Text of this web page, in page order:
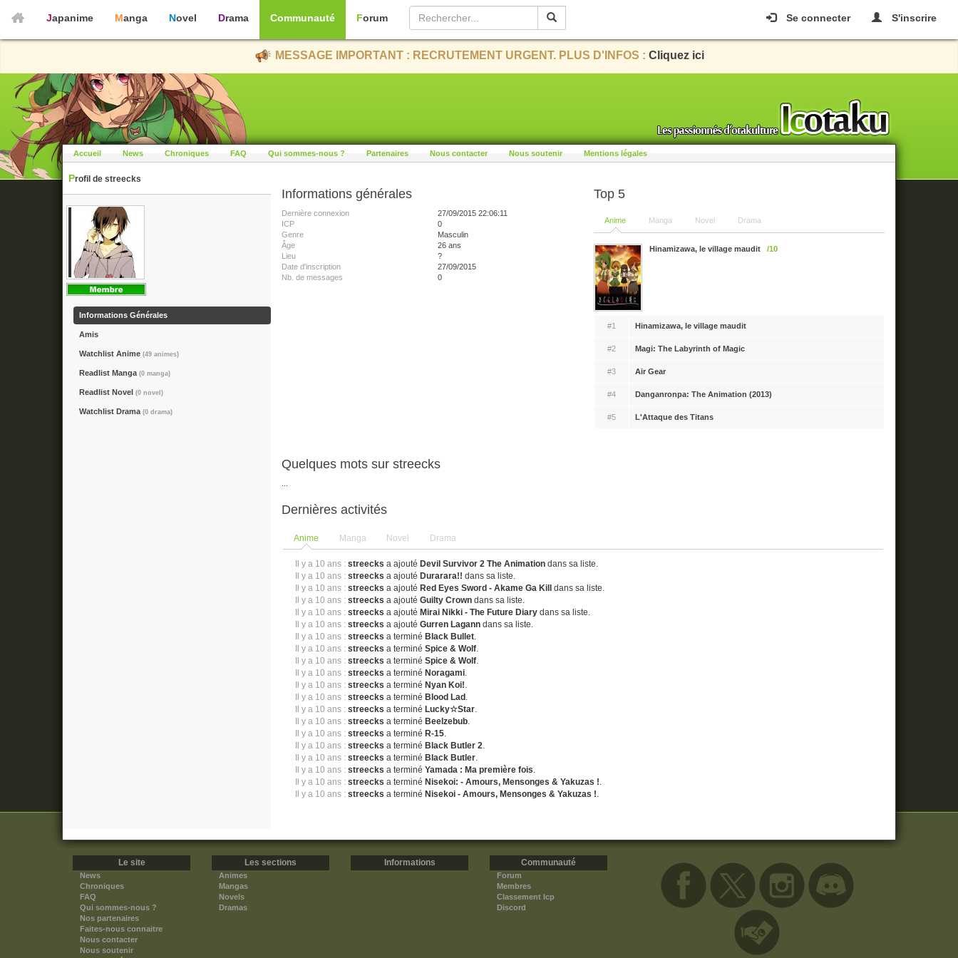
Se connecter S'inscrire
Japanime Manga Novel Drama Communauté Forum
MESSAGE IMPORTANT : RECRUTEMENT URGENT. PLUS D'INFOS : Cliquez ici
Accueil News Chroniques FAQ Qui sommes-nous ? Partenaires Nous contacter Nous soutenir Mentions légales
Profil de streecks
Informations Générales
Amis
Watchlist Anime (49 animes)
Readlist Manga (0 manga)
Readlist Novel (0 novel)
Watchlist Drama (0 drama)
Informations générales
Dernière connexion
27/09/2015 22:06:11
ICP
0
Genre
Masculin
Âge
26 ans
Lieu
?
Date d'inscription
27/09/2015
Nb. de messages
0
Top 5
Anime Manga Novel Drama
Hinamizawa, le village maudit /10
#1 Hinamizawa, le village maudit
#2 Magi: The Labyrinth of Magic
#3 Air Gear
#4 Danganronpa: The Animation (2013)
#5 L'Attaque des Titans
Quelques mots sur streecks
Dernières activités
Anime Manga Novel Drama
Il y a 10 ans : streecks a ajouté Devil Survivor 2 The Animation dans sa liste.
Il y a 10 ans : streecks a ajouté Durarara!! dans sa liste.
Il y a 10 ans : streecks a ajouté Red Eyes Sword - Akame Ga Kill
dans sa liste.
Il y a 10 ans : streecks a ajoutéGuilty Crown dans sa liste.
Il y a 10 ans : streecks a ajouté Mirai Nikki - The Future Diary dans sa liste.
Il y a 10 ans : streecks a ajoutéGurren Lagann dans sa liste.
Il y a 10 ans : streecks a terminé Black Bullet.
Il y a 10 ans : streecks a terminéSpice & Wolf.
Il y a 10 ans : streecks a terminéSpice & Wolf.
Il y a 10 ans : streecks a terminé Noragami.
Il y a 10 ans : streecks a terminé Nyan Koi!.
Il y a 10 ans : streecks a terminé Blood Lad .
Il y a 10 ans : streecks a terminé Lucky☆Star.
Il y a 10 ans : streecks a terminé Beelzebub.
Il y a 10 ans : streecks a terminé R-15.
Il y a 10 ans : streecks a terminé Black Butler 2.
Il y a 10 ans : streecks a terminé Black Butler.
Il y a 10 ans : streecks a terminéYamada : Ma première fois.
Il y a 10 ans : streecks a terminé Nisekoi: - Amours, Mensonges & Yakuzas !.
Il y a 10 ans : streecks a terminé Nisekoi - Amours, Mensonges & Yakuzas !.
Le site
News
Chroniques
FAQ
Qui sommes-nous ?
Nos partenaires
Faites-nous connaitre
Nous contacter
Nous soutenir
Les sections
Animes
Mangas
Novels
Dramas
Informations Communauté
Forum
Membres
Classement Icp
Discord